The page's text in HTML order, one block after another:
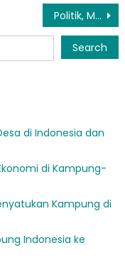
Politik, Makanan, dan Sepak Bola: Kesehatan Masyarakat dalam Dinamika Kampung
Search
di Indonesia dan
di Kampung-
Kampung di
Indonesia ke